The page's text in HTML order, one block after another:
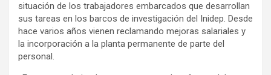
situación de los trabajadores embarcados que desarrollan
sus tareas en los barcos de investigación del Inidep. Desde
hace varios años vienen reclamando mejoras salariales y
la incorporación a la planta permanente de parte del
personal.